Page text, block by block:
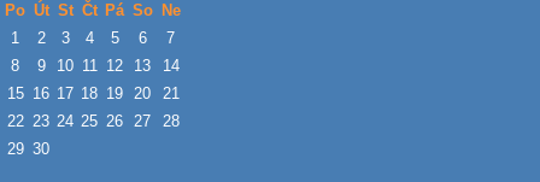
Po Út St Čt Pá So
Ne
1
2 3 4 5 6
7
8
9 10 11 12 13
14
15 16 17 18 19 20
21
22 23 24 25 26 27
28
29 30